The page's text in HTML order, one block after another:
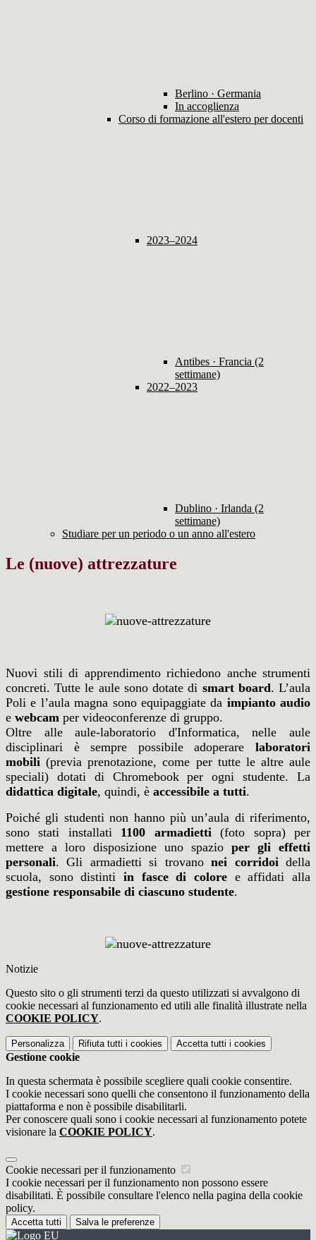
Berlino · Germania
In accoglienza
Corso di formazione all'estero per docenti
2023–2024
Antibes · Francia (2
settimane)
2022–2023
Dublino · Irlanda (2
settimane)
Studiare per un periodo o un anno all'estero
Le (nuove) attrezzature
Nuovi stili di apprendimento richiedono anche strumenti
concreti. Tutte le aule sono dotate di smart board. L’aula
Poli e l’aula magna sono equipaggiate da impianto audio
e webcam per videoconferenze di gruppo.
Oltre alle aule-laboratorio d'Informatica, nelle aule
disciplinari è sempre possibile adoperare laboratori
mobili (previa prenotazione, come per tutte le altre aule
speciali) dotati di Chromebook per ogni studente. La
didattica digitale, quindi, è accessibile a tutti.
Poiché gli studenti non hanno più un’aula di riferimento,
sono stati installati 1100 armadietti(foto sopra) per
mettere a loro disposizione uno spazio per gli effetti
personali. Gli armadietti si trovanonei corridoidella
scuola, sono distinti in fasce di colore e affidati alla
gestione responsabile di ciascuno studente.
Notizie
Questo sito o gli strumenti terzi da questo utilizzati si avvalgono di
cookie necessari al funzionamento ed utili alle finalità illustrate nella
COOKIE POLICY.
Personalizza Rifiuta tutti i cookies Accetta tutti i cookies
Gestione cookie
In questa schermata è possibile scegliere quali cookie consentire.
I cookie necessari sono quelli che consentono il funzionamento della
piattaforma e non è possibile disabilitarli.
Per conoscere quali sono i cookie necessari al funzionamento potete
visionare la COOKIE POLICY.
Cookie necessari per il funzionamento
I cookie necessari per il funzionamento non possono essere
disabilitati. È possibile consultare l'elenco nella pagina della cookie
policy.
Accetta tutti Salva le preferenze